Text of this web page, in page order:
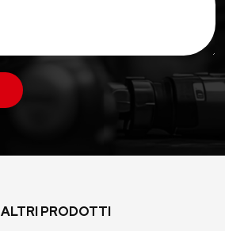
ALTRI PRODOTTI